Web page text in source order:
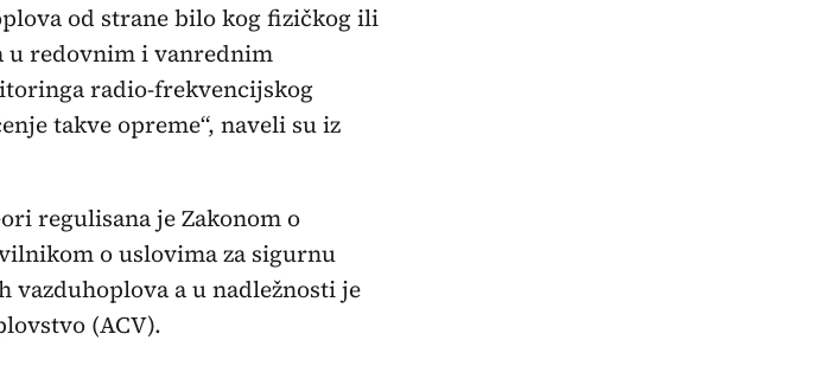
od strane bilo kog fizičkog ili
u redovnim i vanrednim
radio-frekvencijskog
takve opreme“, naveli su iz
regulisana je Zakonom o
o uslovima za sigurnu
a u nadležnosti je
(ACV).